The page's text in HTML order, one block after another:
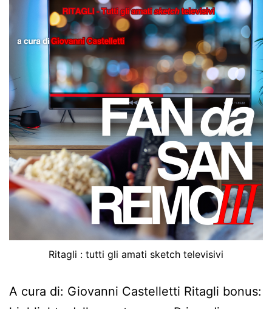
Ritagli : tutti gli amati sketch televisivi
A cura di: Giovanni Castelletti Ritagli bonus: